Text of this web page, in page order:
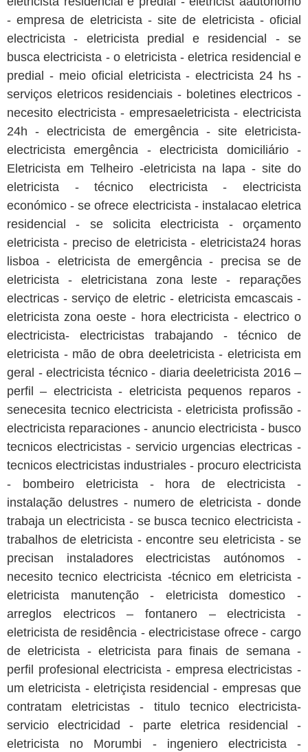
- empresa de eletricista - site de eletricista - oficial
electricista - eletricista predial e residencial - se
busca electricista - o eletricista - eletrica residencial e
predial - meio oficial eletricista - electricista 24 hs -
serviços eletricos residenciais - boletines electricos -
necesito electricista - empresaeletricista - electricista
24h - electricista de emergência - site eletricista-
electricista emergência - electricista domiciliário -
Eletricista em Telheiro -eletricista na lapa - site do
eletricista - técnico electricista - electricista
económico - se ofrece electricista - instalacao eletrica
residencial - se solicita electricista - orçamento
eletricista - preciso de eletricista - eletricista24 horas
lisboa - eletricista de emergência - precisa se de
eletricista - eletricistana zona leste - reparações
electricas - serviço de eletric - eletricista emcascais -
eletricista zona oeste - hora electricista - electrico o
electricista- electricistas trabajando - técnico de
eletricista - mão de obra deeletricista - eletricista em
geral - electricista técnico - diaria deeletricista 2016 –
perfil – electricista - eletricista pequenos reparos -
senecesita tecnico electricista - eletricista profissão -
electricista reparaciones - anuncio electricista - busco
tecnicos electricistas - servicio urgencias electricas -
tecnicos electricistas industriales - procuro electricista
- bombeiro eletricista - hora de electricista -
instalação delustres - numero de eletricista - donde
trabaja un electricista - se busca tecnico electricista -
trabalhos de eletricista - encontre seu eletricista - se
precisan instaladores electricistas autónomos -
necesito tecnico electricista -técnico em eletricista -
eletricista manutenção - eletricista domestico -
arreglos electricos – fontanero – electricista -
eletricista de residência - electricistase ofrece - cargo
de eletricista - eletricista para finais de semana -
perfil profesional electricista - empresa electricistas -
um eletricista - eletriçista residencial - empresas que
contratam eletricistas - titulo tecnico electricista-
servicio electricidad - parte eletrica residencial -
eletricista no Morumbi - ingeniero electricista -